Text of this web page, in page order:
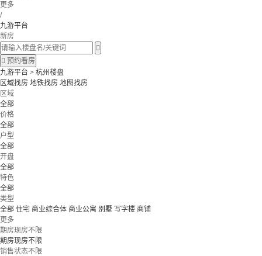
更多
/
九游平台
新房

 预约看房
九游平台 > 杭州楼盘
区域找房 地铁找房 地图找房
区域
全部
价格
全部
户型
全部
开盘
全部
特色
全部
类型
全部 住宅 商业综合体 商业公寓 别墅 写字楼 商铺
更多
期房现房不限
期房现房不限
销售状态不限